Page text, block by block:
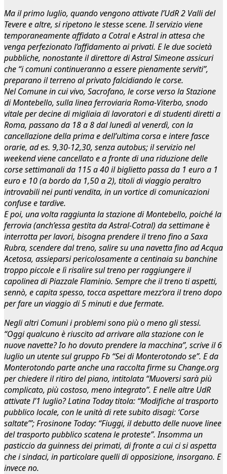
Ma il primo luglio, quando vengono attivate l’UdR 2 Valli del
Tevere e altre, si ripetono le stesse scene. Il servizio viene
temporaneamente affidato a Cotral e Astral in attesa che
venga perfezionato l’affidamento ai privati. E le due società
pubbliche, nonostante il direttore di Astral Simeone assicuri
che “i comuni continueranno a essere pienamente serviti”,
preparano il terreno al privato falcidiando le corse.
Nel Comune in cui vivo, Sacrofano, le corse verso la Stazione
di Montebello, sulla linea ferroviaria Roma-Viterbo, snodo
vitale per decine di migliaia di lavoratori e di studenti diretti a
Roma, passano da 18 a 8 dal lunedì al venerdì, con la
cancellazione della prima e dell’ultima corsa e intere fasce
orarie, ad es. 9,30-12,30, senza autobus; il servizio nel
weekend viene cancellato e a fronte di una riduzione delle
corse settimanali da 115 a 40 il biglietto passa da 1 euro a 1
euro e 10 (a bordo da 1,50 a 2), titoli di viaggio peraltro
introvabili nei punti vendita, in un vortice di comunicazioni
confuse e tardive.
E poi, una volta raggiunta la stazione di Montebello, poiché la
ferrovia (anch’essa gestita da Astral-Cotral) da settimane è
interrotta per lavori, bisogna prendere il treno fino a Saxa
Rubra, scendere dal treno, salire su una navetta fino ad Acqua
Acetosa, assieparsi pericolosamente a centinaia su banchine
troppo piccole e lì risalire sul treno per raggiungere il
capolinea di Piazzale Flaminio. Sempre che il treno ti aspetti,
sennò, e capita spesso, tocca aspettare mezz’ora il treno dopo
per fare un viaggio di 5 minuti e due fermate.
Negli altri Comuni i problemi sono più o meno gli stessi.
“Oggi qualcuno è riuscito ad arrivare alla stazione con le
nuove navette? Io ho dovuto prendere la macchina”, scrive il 6
luglio un utente sul gruppo Fb “Sei di Monterotondo se”. E da
Monterotondo parte anche una raccolta firme su Change.org
per chiedere il ritiro del piano, intitolata “Muoversi sarà più
complicato, più costoso, meno integrato”. E nelle altre UdR
attivate l’1 luglio? Latina Today titola: “Modifiche al trasporto
pubblico locale, con le unità di rete subito disagi: ‘Corse
saltate’”; Frosinone Today: “Fiuggi, il debutto delle nuove linee
del trasporto pubblico scatena le proteste”. Insomma un
pasticcio da guinness dei primati, di fronte a cui ci si aspetta
che i sindaci, in particolare quelli di opposizione, insorgano. E
invece no.